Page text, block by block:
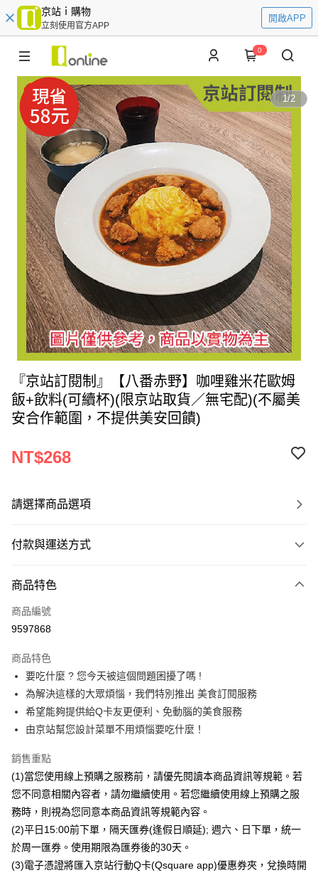
京站ｉ購物
立刻使用官方APP
開啟APP
0
1/2
『京站訂閱制』【八番赤野】咖哩雞米花歐姆
飯+飲料(可續杯)(限京站取貨／無宅配)(不屬美
安合作範圍，不提供美安回饋)
NT$268
請選擇商品選項
付款與運送方式
信用卡一次付款
LINE Pay
街口支付
悠遊付
Google Pay
全盈+PAY
大哥付你分期
相關說明
【大哥付你分期使用說明】
1.本服務由台灣大哥大提供，台灣大哥大用戶可立即使用無須另外申請。
2.付款方式選擇「大哥付你分期」，訂單成立後會自動跳轉到大哥付的交易
流程，驗證手機門號後，選擇欲分期的期數、繳款截止日，確認付款後即完
成交易。
【關於「AFTEE先享後付」】
AFTEE先享後付是「在收到商品之後才付款」的支付方式。 讓您購物簡單
ATM付款
商品特色
商品編號
9597868
商品特色
要吃什麼 ? 您今天被這個問題困擾了嗎 !
為解決這樣的大眾煩惱，我們特別推出 美食訂閱服務
希望能夠提供給Q卡友更便利、免動腦的美食服務
由京站幫您設計菜單不用煩惱要吃什麼！
銷售重點
(1)當您使用線上預購之服務前，請優先閱讀本商品資訊等規範。若
您不同意相關內容者，請勿繼續使用。若您繼續使用線上預購之服
務時，則視為您同意本商品資訊等規範內容。
(2)平日15:00前下單，隔天匯券(逢假日順延); 週六、日下單，統一
於周一匯券。使用期限為匯券後的30天。
(3)電子憑證將匯入京站行動Q卡(Qsquare app)優惠券夾，兌換時開